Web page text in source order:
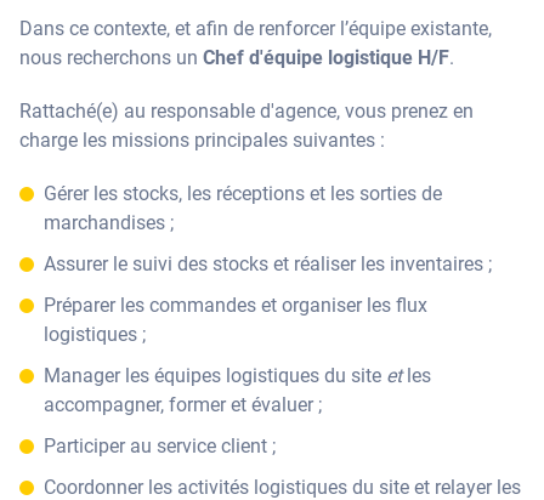
Dans ce contexte, et afin de renforcer l’équipe existante,
nous recherchons un Chef d'équipe logistique H/F.
Rattaché(e) au responsable d'agence, vous prenez en
charge les missions principales suivantes :
Gérer les stocks, les réceptions et les sorties de
marchandises ;
Assurer le suivi des stocks et réaliser les inventaires ;
Préparer les commandes et organiser les flux
logistiques ;
Manager les équipes logistiques du site etles
accompagner, former et évaluer ;
Participer au service client ;
Coordonner les activités logistiques du site et relayer les